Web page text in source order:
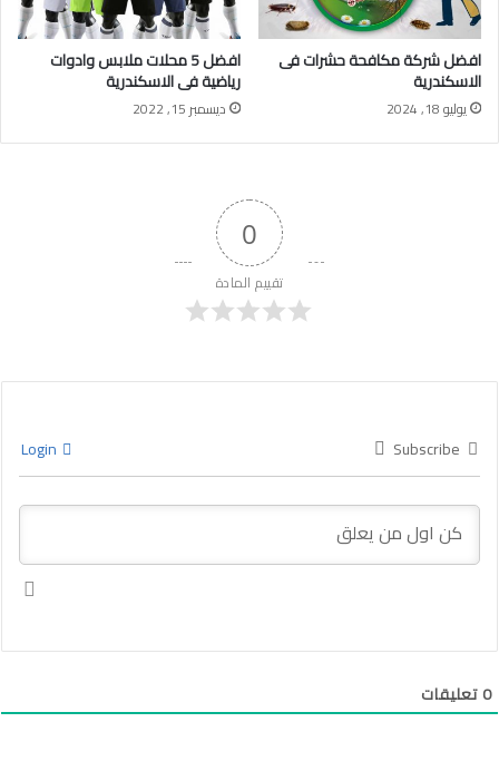
افضل شركة مكافحة حشرات فى
الاسكندرية
يوليو 18, 2024
افضل 5 محلات ملابس وادوات
رياضية فى الاسكندرية
ديسمبر 15, 2022
0
تقييم المادة
Subscribe
0تعليقات